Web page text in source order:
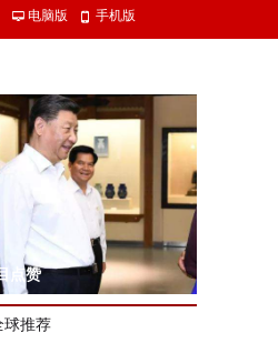
넡 电脑版 넓 手机版
点赞
自治区考察调研。在赤峰博物馆，习近平了
萨（斯）尔》非物质文化遗产传承人亲切交
推荐